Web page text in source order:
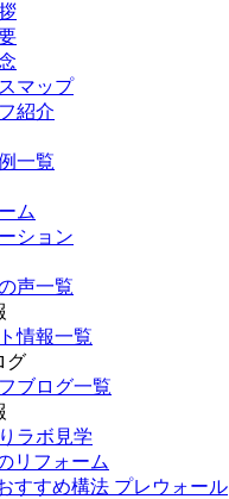
マップ
紹介
一覧
ム
ション
声一覧
情報一覧
グ
ブログ一覧
ラボ見学
リフォーム
すすめ構法 プレウォール